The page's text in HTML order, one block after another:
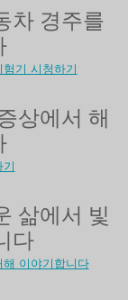
차 경주를
기 시청하기
상에서 해
삶에서 빛
다
이야기합니다